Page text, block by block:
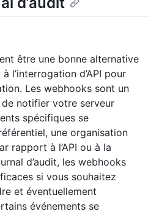
être une bonne alternative
l’interrogation d’API pour
Les webhooks sont un
notifier votre serveur
spécifiques se
une organisation
rapport à l’API ou à la
d’audit, les webhooks
si vous souhaitez
et éventuellement
événements se